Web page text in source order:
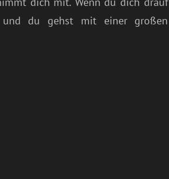
und du gehst mit einer großen